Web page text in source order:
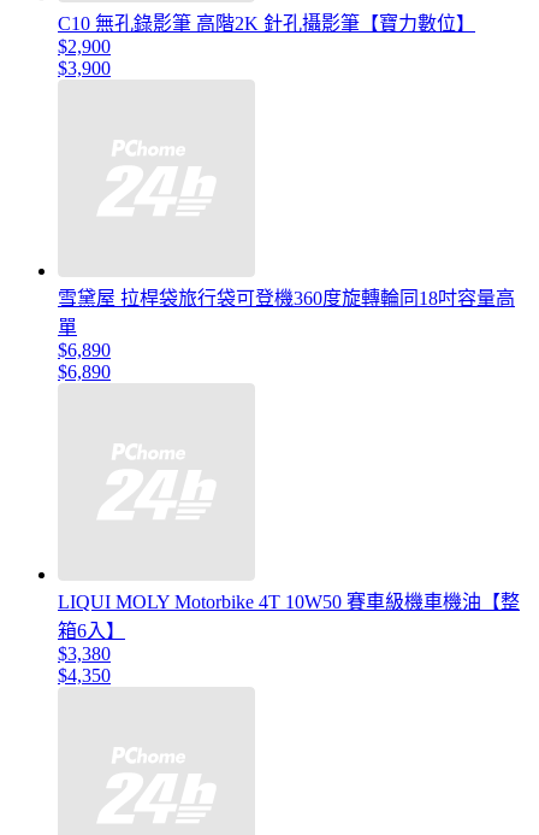
C10 無孔錄影筆 高階2K 針孔攝影筆【寶力數位】
$2,900
$3,900
雪黛屋 拉桿袋旅行袋可登機360度旋轉輪同18吋容量高
單
$6,890
$6,890
LIQUI MOLY Motorbike 4T 10W50 賽車級機車機油【整
箱6入】
$3,380
$4,350